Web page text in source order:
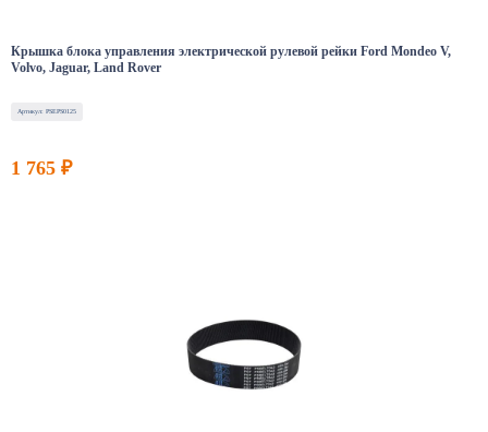
Крышка блока управления электрической рулевой рейки Ford Mondeo V,
Volvo, Jaguar, Land Rover
Артикул: PSEPS0125
1 765 ₽